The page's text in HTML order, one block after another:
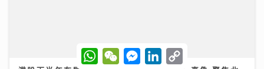
W
h
W
e
M
e
L